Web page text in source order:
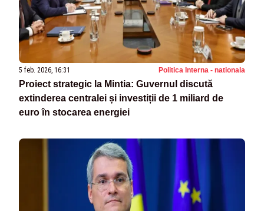
5 feb. 2026, 16:31 Politica Interna - nationala
Proiect strategic la Mintia: Guvernul discută
extinderea centralei și investiții de 1 miliard de
euro în stocarea energiei